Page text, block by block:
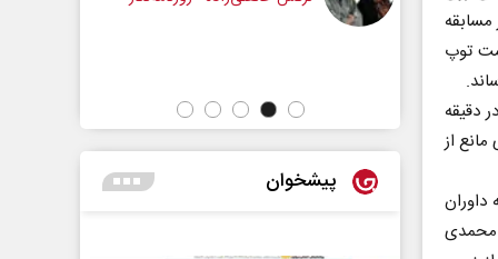
مسابقه
توپ
دقیقه
از
داوران
محمدی
پیشخوان